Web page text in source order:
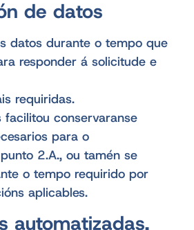
de datos
datos durante o tempo que
responder á solicitude e
requiridas.
conservaranse
para o
2.A., ou tamén se
o tempo requirido por
aplicables.
automatizadas,